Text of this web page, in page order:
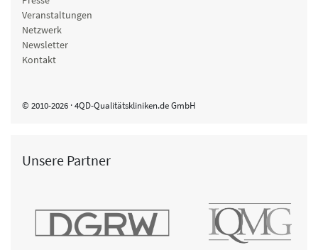
Veranstaltungen
Netzwerk
Newsletter
Kontakt
© 2010-2026 · 4QD-Qualitätskliniken.de GmbH
Unsere Partner